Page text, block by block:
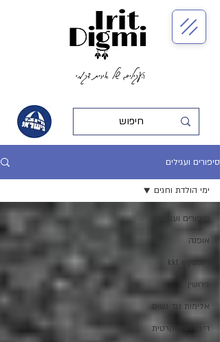
העגילים של אירית דגמי
סיפורים ועגילים
סיפורים ועגילים
אופנה
kkt eydurh
גירושין
אלימות נגד נשים.
די.סי הדיסקרטית
ימי הולדת וחגים